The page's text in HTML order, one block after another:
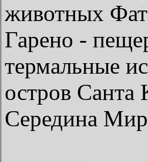
животных
Гарено -
термальные
остров Санта
Середина